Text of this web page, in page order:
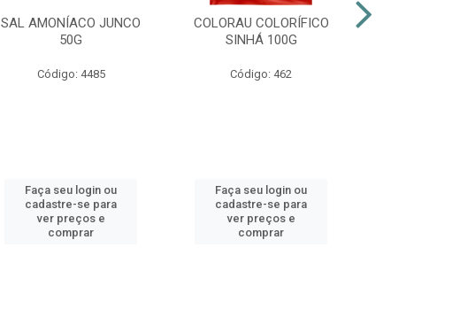
SAL AMONÍACO JUNCO
50G
Código: 4485
Faça seu login ou
cadastre-se para
ver preços e
comprar
COLORAU COLORÍFICO
SINHÁ 100G
Código: 462
Faça seu login ou
cadastre-se para
ver preços e
comprar